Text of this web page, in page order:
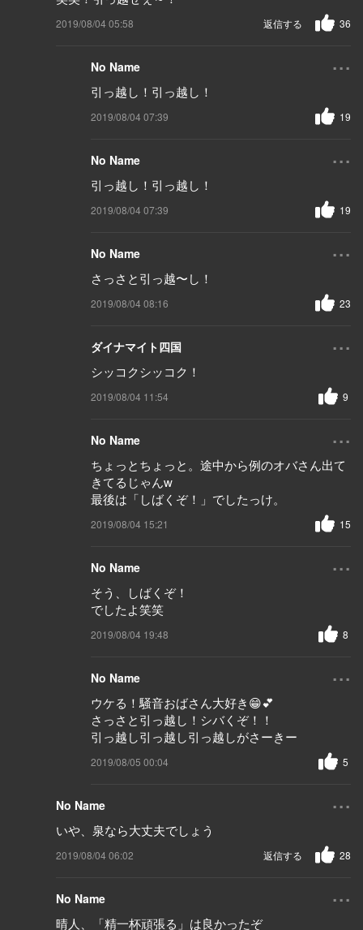
2019/08/04 05:58 36
返信する
No Name ...
引っ越し！引っ越し！
2019/08/04 07:39 19
No Name ...
引っ越し！引っ越し！
2019/08/04 07:39 19
No Name ...
さっさと引っ越〜し！
2019/08/04 08:16 23
ダイナマイト四国 ...
シッコクシッコク！
2019/08/04 11:54 9
No Name ...
ちょっとちょっと。途中から例のオバさん出て
きてるじゃんw
最後は「しばくぞ！」でしたっけ。
2019/08/04 15:21 15
No Name ...
そう、しばくぞ！
でしたよ笑笑
2019/08/04 19:48 8
No Name ...
ウケる！騒音おばさん大好き😁💕
さっさと引っ越し！シバくぞ！！
引っ越し引っ越し引っ越しがさーきー
2019/08/05 00:04 5
No Name ...
いや、泉なら大丈夫でしょう
2019/08/04 06:02 28
返信する
No Name ...
晴人、「精一杯頑張る」は良かったぞ